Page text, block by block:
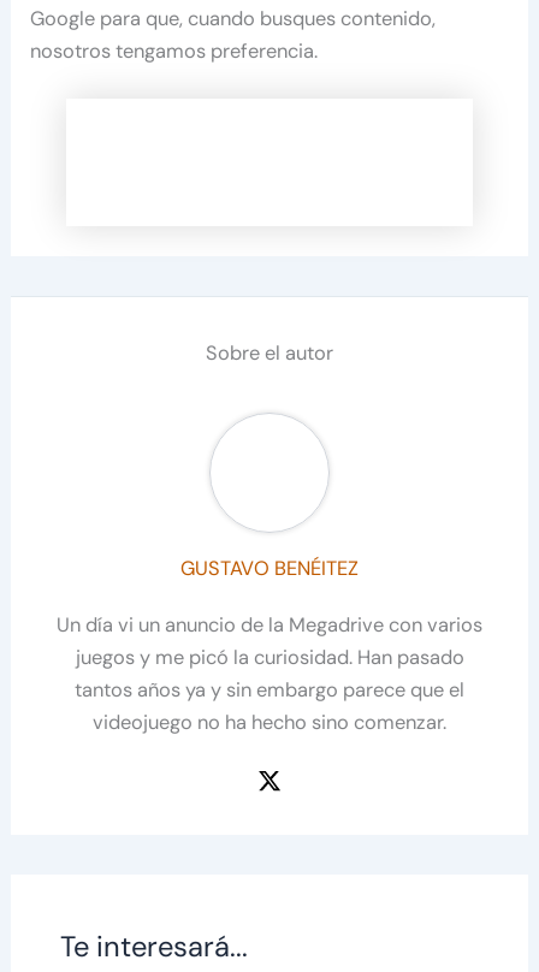
Google para que, cuando busques contenido,
nosotros tengamos preferencia.
Sobre el autor
GUSTAVO BENÉITEZ
Un día vi un anuncio de la Megadrive con varios
juegos y me picó la curiosidad. Han pasado
tantos años ya y sin embargo parece que el
videojuego no ha hecho sino comenzar.
Te interesará...